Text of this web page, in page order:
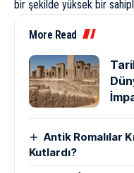
bir şekilde yüksek bir
More Read
Antik Romalılar
Kutlardı?